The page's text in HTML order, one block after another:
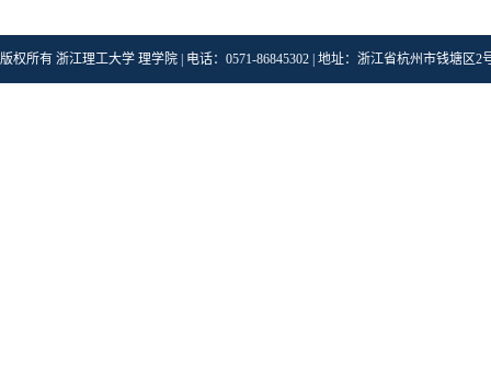
版权所有 浙江理工大学 理学院 | 电话：0571-86845302 | 地址：浙江省杭州市钱塘区